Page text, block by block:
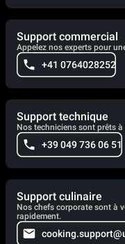
Support commercial
Appelez nos experts pour
+41 0764028252
Support technique
Nos techniciens sont prêts
+39 049 736 06 51
Support culinaire
Nos chefs corporate sont à
rapidement.